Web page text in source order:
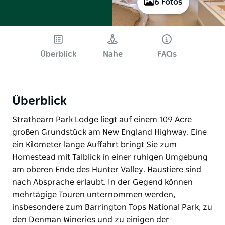
6 Fotos
Überblick Nahe FAQs
Überblick
Strathearn Park Lodge liegt auf einem 109 Acre
großen Grundstück am New England Highway. Eine
ein Kilometer lange Auffahrt bringt Sie zum
Homestead mit Talblick in einer ruhigen Umgebung
am oberen Ende des Hunter Valley. Haustiere sind
nach Absprache erlaubt. In der Gegend können
mehrtägige Touren unternommen werden,
insbesondere zum Barrington Tops National Park, zu
den Denman Wineries und zu einigen der